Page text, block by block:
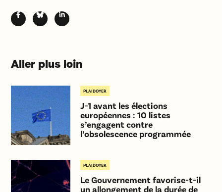
Aller plus loin
PLAIDOYER
J-1 avant les élections
européennes : 10 listes
s’engagent contre
l’obsolescence programmée
PLAIDOYER
Le Gouvernement favorise-t-il
un allongement de la durée de